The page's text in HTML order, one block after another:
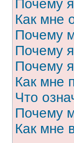
Почему
Как мне
Почему
Почему
Почему
Как мне
Что
Почему
Как мне